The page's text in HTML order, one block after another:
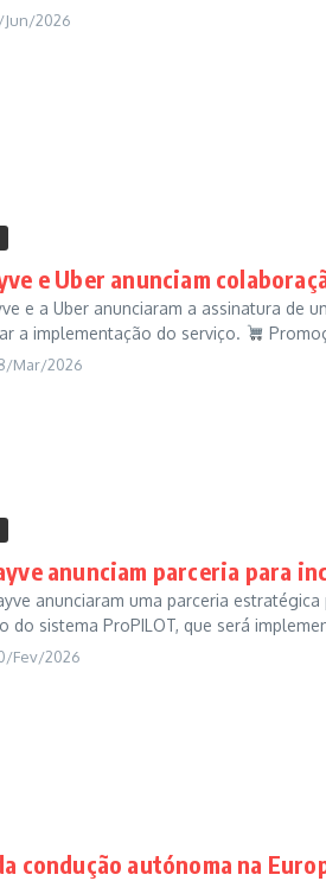
Jun/2026
e Uber anunciam
e a Uber anunciaram a assinatura
a implementação do serviço.
Mar/2026
anunciam parceria para
anunciaram uma parceria
do sistema ProPILOT, que será
Fev/2026
condução autónoma na